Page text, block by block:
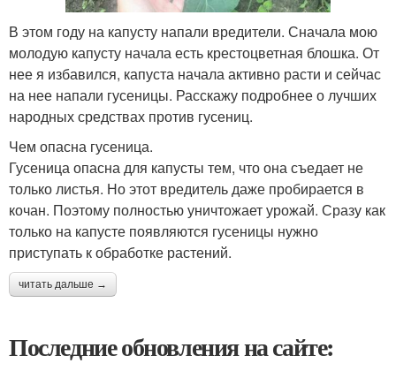
В этом году на капусту напали вредители. Сначала мою
молодую капусту начала есть крестоцветная блошка. От
нее я избавился, капуста начала активно расти и сейчас
на нее напали гусеницы. Расскажу подробнее о лучших
народных средствах против гусениц.
Чем опасна гусеница.
Гусеница опасна для капусты тем, что она съедает не
только листья. Но этот вредитель даже пробирается в
кочан. Поэтому полностью уничтожает урожай. Сразу как
только на капусте появляются гусеницы нужно
приступать к обработке растений.
читать дальше →
Последние обновления на сайте: